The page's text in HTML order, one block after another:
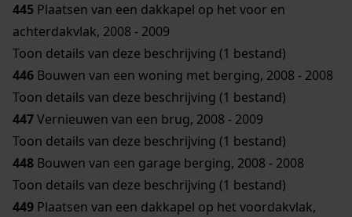
445 Plaatsen van een dakkapel op het voor en
achterdakvlak, 2008 - 2009
Toon details van deze beschrijving (1 bestand)
446 Bouwen van een woning met berging, 2008 - 2008
Toon details van deze beschrijving (1 bestand)
447Vernieuwen van een brug, 2008 - 2009
Toon details van deze beschrijving (1 bestand)
448 Bouwen van een garage berging, 2008 - 2008
Toon details van deze beschrijving (1 bestand)
449 Plaatsen van een dakkapel op het voordakvlak,